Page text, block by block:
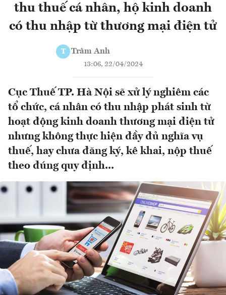
thu thuế cá nhân, hộ kinh doanh
có thu nhập từ thương mại điện tử
T Trâm Anh
13:06, 22/04/2024
Cục Thuế TP. Hà Nội sẽ xử lý nghiêm các
tổ chức, cá nhân có thu nhập phát sinh từ
hoạt động kinh doanh thương mại điện tử
nhưng không thực hiện đầy đủ nghĩa vụ
thuế, hay chưa đăng ký, kê khai, nộp thuế
theo đúng quy định...